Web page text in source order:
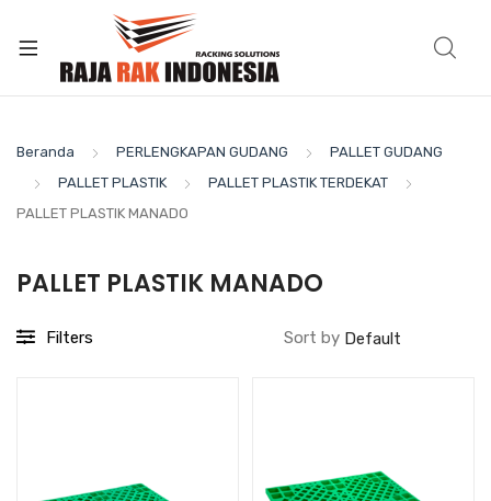
Beranda PERLENGKAPAN GUDANG
PALLET GUDANG
PALLET PLASTIK
PALLET PLASTIK TERDEKAT
PALLET PLASTIK MANADO
PALLET PLASTIK MANADO
Filters Sort by